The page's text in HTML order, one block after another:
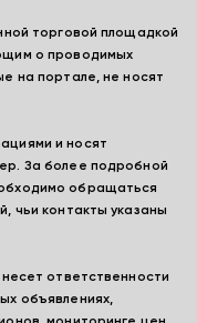
торговой площадкой
о проводимых
на портале, не носят
и носят
За более подробной
обращаться
чьи контакты указаны
ответственности
объявлениях,